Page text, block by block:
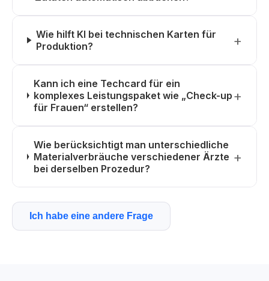
Wie hilft KI bei technischen Karten für
Produktion?
Kann ich eine Techcard für ein
komplexes Leistungspaket wie „Check-up
für Frauen“ erstellen?
Wie berücksichtigt man unterschiedliche
Materialverbräuche verschiedener Ärzte
bei derselben Prozedur?
Ich habe eine andere Frage